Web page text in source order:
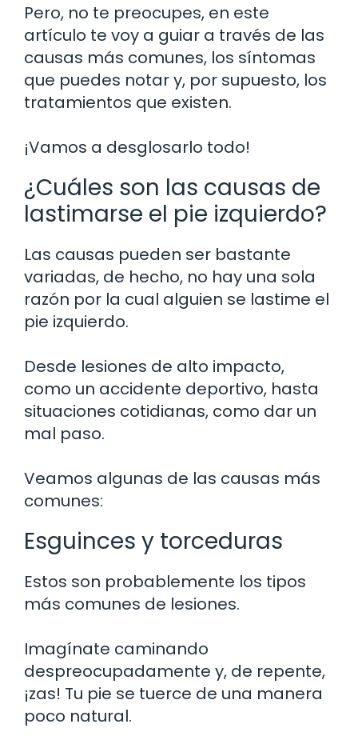
Pero, no te preocupes, en este
artículo te voy a guiar a través de las
causas más comunes, los síntomas
que puedes notar y, por supuesto, los
tratamientos que existen.
¡Vamos a desglosarlo todo!
¿Cuáles son las causas de
lastimarse el pie izquierdo?
Las causas pueden ser bastante
variadas, de hecho, no hay una sola
razón por la cual alguien se lastime el
pie izquierdo.
Desde lesiones de alto impacto,
como un accidente deportivo, hasta
situaciones cotidianas, como dar un
mal paso.
Veamos algunas de las causas más
comunes:
Esguinces y torceduras
Estos son probablemente los tipos
más comunes de lesiones.
Imagínate caminando
despreocupadamente y, de repente,
¡zas! Tu pie se tuerce de una manera
poco natural.